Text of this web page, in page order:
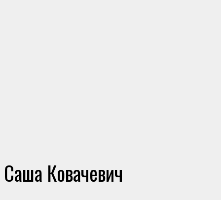
Саша Ковачевич